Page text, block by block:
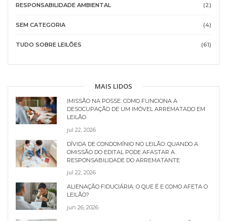
RESPONSABILIDADE AMBIENTAL (2)
SEM CATEGORIA (4)
TUDO SOBRE LEILÕES (61)
MAIS LIDOS
IMISSÃO NA POSSE: COMO FUNCIONA A
DESOCUPAÇÃO DE UM IMÓVEL ARREMATADO EM
LEILÃO
jul 22, 2026
DÍVIDA DE CONDOMÍNIO NO LEILÃO: QUANDO A
OMISSÃO DO EDITAL PODE AFASTAR A
RESPONSABILIDADE DO ARREMATANTE
jul 22, 2026
ALIENAÇÃO FIDUCIÁRIA: O QUE É E COMO AFETA O
LEILÃO?
jun 26, 2026